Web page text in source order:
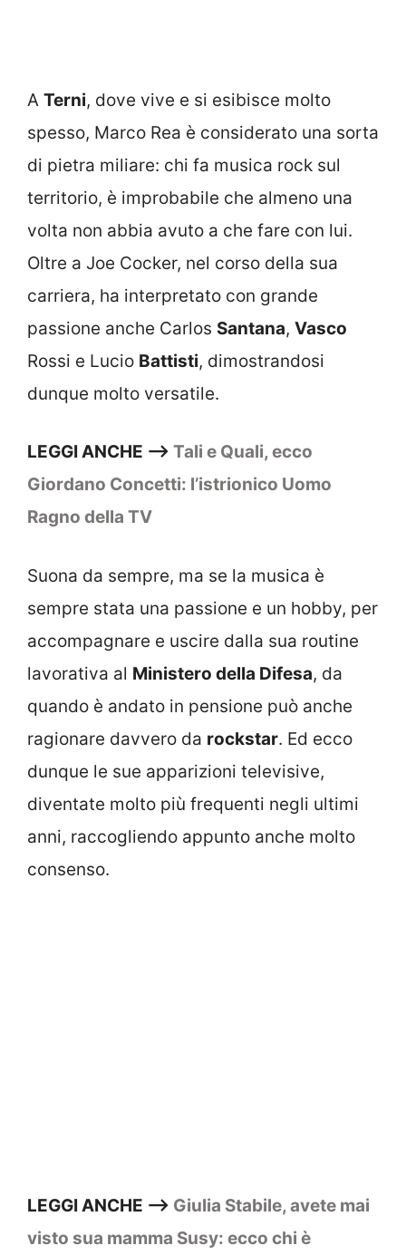
A Terni, dove vive e si esibisce molto
spesso, Marco Rea è considerato una sorta
di pietra miliare: chi fa musica rock sul
territorio, è improbabile che almeno una
volta non abbia avuto a che fare con lui.
Oltre a Joe Cocker, nel corso della sua
carriera, ha interpretato con grande
passione anche Carlos Santana, Vasco
Rossi e Lucio Battisti, dimostrandosi
dunque molto versatile.
LEGGI ANCHE –> Tali e Quali, ecco
Giordano Concetti: l’istrionico Uomo
Ragno della TV
Suona da sempre, ma se la musica è
sempre stata una passione e un hobby, per
accompagnare e uscire dalla sua routine
lavorativa al Ministero della Difesa, da
quando è andato in pensione può anche
ragionare davvero da rockstar. Ed ecco
dunque le sue apparizioni televisive,
diventate molto più frequenti negli ultimi
anni, raccogliendo appunto anche molto
consenso.
LEGGI ANCHE –> Giulia Stabile, avete mai
visto sua mamma Susy: ecco chi è